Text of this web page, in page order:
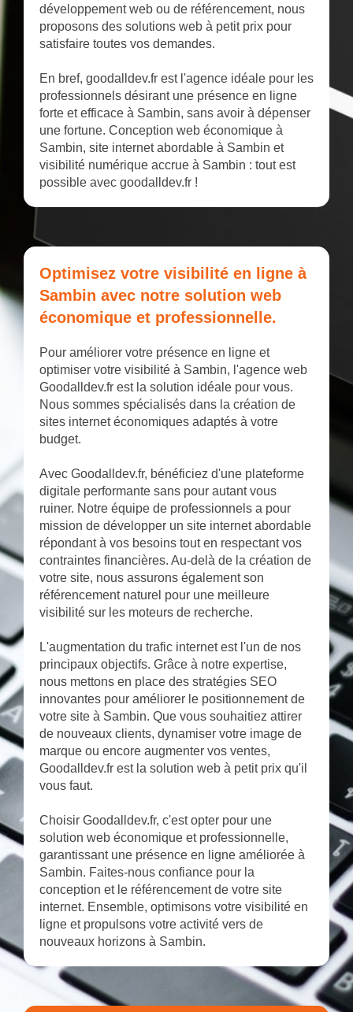
développement web ou de référencement, nous
proposons des solutions web à petit prix pour
satisfaire toutes vos demandes.
En bref, goodalldev.fr est l'agence idéale pour les
professionnels désirant une présence en ligne
forte et efficace à Sambin, sans avoir à dépenser
une fortune. Conception web économique à
Sambin, site internet abordable à Sambin et
visibilité numérique accrue à Sambin : tout est
possible avec goodalldev.fr !
Optimisez votre visibilité en ligne à
Sambin avec notre solution web
économique et professionnelle.
Pour améliorer votre présence en ligne et
optimiser votre visibilité à Sambin, l'agence web
Goodalldev.fr est la solution idéale pour vous.
Nous sommes spécialisés dans la création de
sites internet économiques adaptés à votre
budget.
Avec Goodalldev.fr, bénéficiez d'une plateforme
digitale performante sans pour autant vous
ruiner. Notre équipe de professionnels a pour
mission de développer un site internet abordable
répondant à vos besoins tout en respectant vos
contraintes financières. Au-delà de la création de
votre site, nous assurons également son
référencement naturel pour une meilleure
visibilité sur les moteurs de recherche.
L'augmentation du trafic internet est l'un de nos
principaux objectifs. Grâce à notre expertise,
nous mettons en place des stratégies SEO
innovantes pour améliorer le positionnement de
votre site à Sambin. Que vous souhaitiez attirer
de nouveaux clients, dynamiser votre image de
marque ou encore augmenter vos ventes,
Goodalldev.fr est la solution web à petit prix qu'il
vous faut.
Choisir Goodalldev.fr, c'est opter pour une
solution web économique et professionnelle,
garantissant une présence en ligne améliorée à
Sambin. Faites-nous confiance pour la
conception et le référencement de votre site
internet. Ensemble, optimisons votre visibilité en
ligne et propulsons votre activité vers de
nouveaux horizons à Sambin.